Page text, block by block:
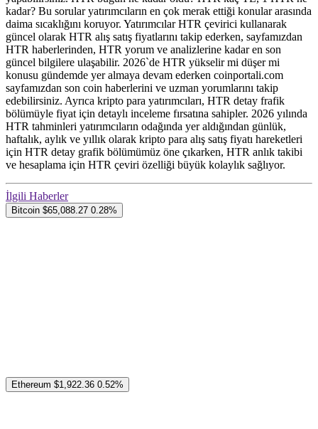
kadar? Bu sorular yatırımcıların en çok merak ettiği konular arasında
daima sıcaklığını koruyor. Yatırımcılar HTR çevirici kullanarak
güncel olarak HTR alış satış fiyatlarını takip ederken, sayfamızdan
HTR haberlerinden, HTR yorum ve analizlerine kadar en son
güncel bilgilere ulaşabilir. 2026`de HTR yükselir mi düşer mi
konusu gündemde yer almaya devam ederken coinportali.com
sayfamızdan son coin haberlerini ve uzman yorumlarını takip
edebilirsiniz. Ayrıca kripto para yatırımcıları, HTR detay frafik
bölümüyle fiyat için detaylı inceleme fırsatına sahipler. 2026 yılında
HTR tahminleri yatırımcıların odağında yer aldığından günlük,
haftalık, aylık ve yıllık olarak kripto para alış satış fiyatı hareketleri
için HTR detay grafik bölümümüz öne çıkarken, HTR anlık takibi
ve hesaplama için HTR çeviri özelliği büyük kolaylık sağlıyor.
İlgili Haberler
Bitcoin $65,088.27 0.28%
Ethereum $1,922.36 0.52%